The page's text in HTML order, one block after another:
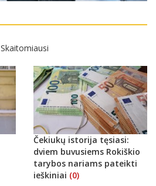
Skaitomiausi
Čekiukų istorija tęsiasi:
dviem buvusiems Rokiškio
tarybos nariams pateikti
ieškiniai (0)